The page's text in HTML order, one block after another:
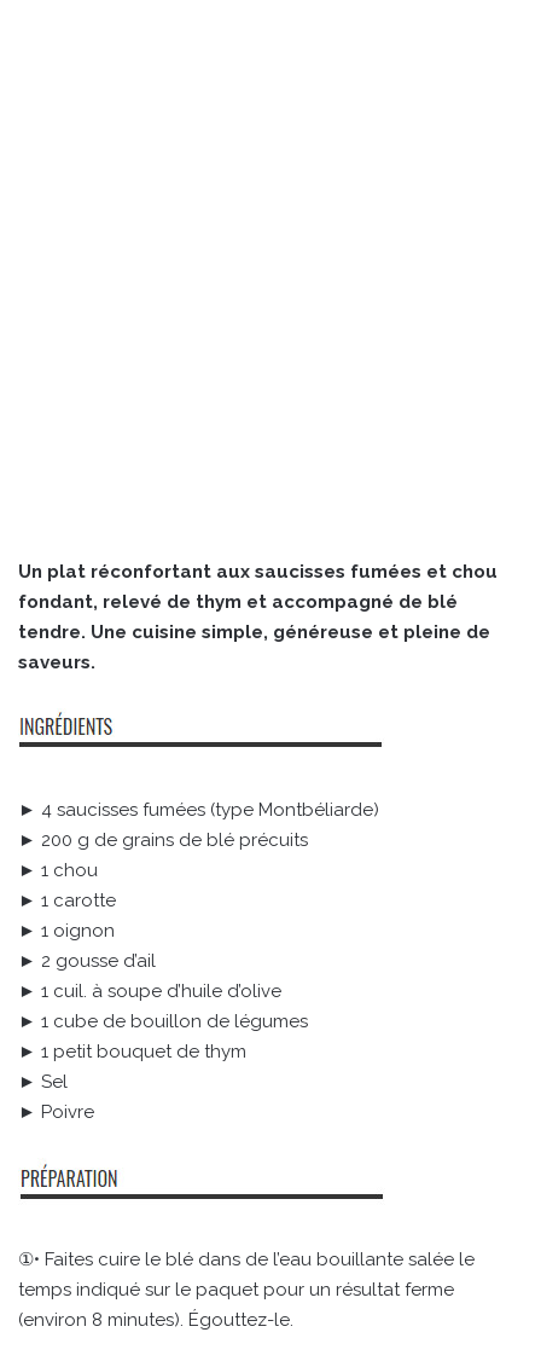
Un plat réconfortant aux saucisses fumées et chou
fondant, relevé de thym et accompagné de blé
tendre. Une cuisine simple, généreuse et pleine de
saveurs.
► 4 saucisses fumées (type Montbéliarde)
► 200 g de grains de blé précuits
► 1 chou
► 1 carotte
► 1 oignon
► 2 gousse d’ail
► 1 cuil. à soupe d’huile d’olive
► 1 cube de bouillon de légumes
► 1 petit bouquet de thym
► Sel
► Poivre
①• Faites cuire le blé dans de l’eau bouillante salée le
temps indiqué sur le paquet pour un résultat ferme
(environ 8 minutes). Égouttez-le.